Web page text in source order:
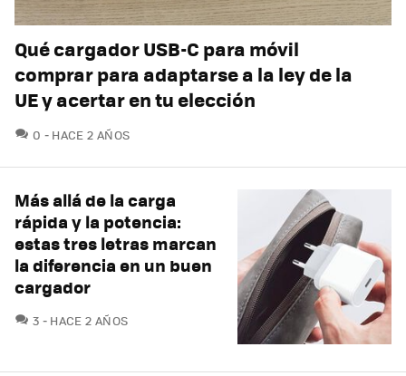
Qué cargador USB-C para móvil
comprar para adaptarse a la ley de la
UE y acertar en tu elección
0 COMENTARIOS
HACE 2 AÑOS
Más allá de la carga
rápida y la potencia:
estas tres letras marcan
la diferencia en un buen
cargador
3 COMENTARIOS
HACE 2 AÑOS